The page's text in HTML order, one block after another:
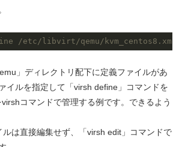
/etc/libvirt/qemu/kvm_centos8.xml
」ディレクトリ配下に定義ファイルがあ
イルを指定して「virsh define」コマンドを
コマンドで管理する例です。できるよう
ルは直接編集せず、「virsh edit」コマンドで